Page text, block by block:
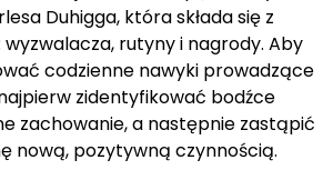
Duhigga, która składa się z
rutyny i nagrody. Aby
codzienne nawyki prowadzące
zidentyfikować bodźce
zachowanie, a następnie zastąpić
nową, pozytywną czynnością.